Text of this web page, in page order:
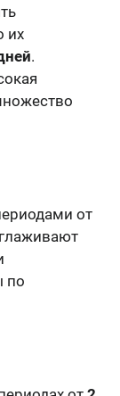
их
.
от
по